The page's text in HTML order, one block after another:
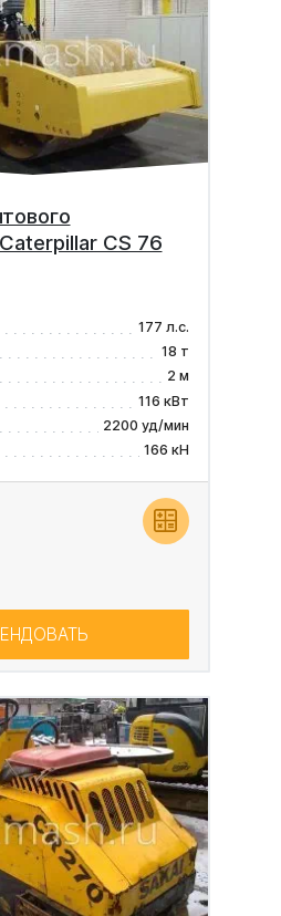
CS 76
177 л.с.
18 т
2 м
116 кВт
2200 уд/мин
166 кН